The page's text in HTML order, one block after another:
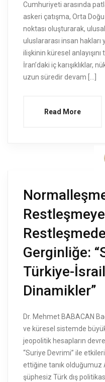
Cumhuriyeti arasında
askeri çatışma, Orta
noktası oluşturarak,
uluslararası insan
ilişkinin küresel
İran’daki iç karışıklıklar,
uzun süredir devam […]
Read More
Gerginliğe:
Türkiye-
Dinamikler”
Dr. Mehmet BABACAN
ve küresel sistemde
jeopolitik hesapların
“Suriye Devrimi” ile
ettiğine tanık olduğumuz
şüphesiz Türk dış